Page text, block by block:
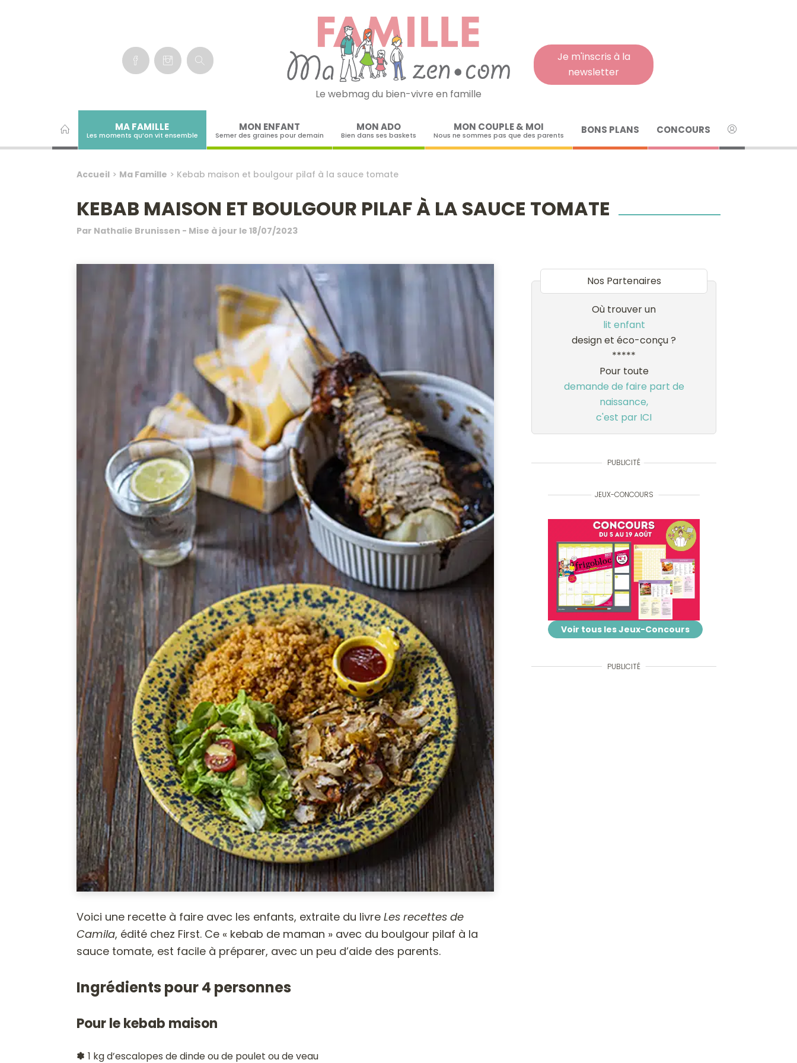
Je m'inscris à la
newsletter
Le webmag du bien-vivre en famille
MA FAMILLE
Les moments qu’on vit ensemble
MON ENFANT
Semer des graines pour demain
MON ADO
Bien dans ses baskets
MON COUPLE & MOI
Nous ne sommes pas que des parents BONS PLANS CONCOURS
Accueil> Ma Famille > Kebab maison et boulgour pilaf à la sauce tomate
KEBAB MAISON ET BOULGOUR PILAF À LA SAUCE TOMATE
Par Nathalie Brunissen - Mise à jour le 18/07/2023
Voici une recette à faire avec les enfants, extraite du livre Les recettes de
Camila, édité chez First. Ce « kebab de maman » avec du boulgour pilaf à la
sauce tomate, est facile à préparer, avec un peu d’aide des parents.
Ingrédients pour 4 personnes
Pour le kebab maison
✽ 1 kg d’escalopes de dinde ou de poulet ou de veau
Nos Partenaires
Où trouver un
lit enfant
design et éco-conçu ?
*****
Pour toute
demande de faire part de
naissance,
c'est par ICI
PUBLICITÉ
JEUX-CONCOURS
Voir tous les Jeux-Concours
PUBLICITÉ